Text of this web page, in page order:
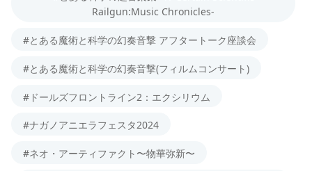
Railgun:Music Chronicles-
#とある魔術と科学の幻奏音撃 アフタートーク座談会
#とある魔術と科学の幻奏音撃(フィルムコンサート)
#ドールズフロントライン2：エクシリウム
#ナガノアニエラフェスタ2024
#ネオ・アーティファクト〜物華弥新〜